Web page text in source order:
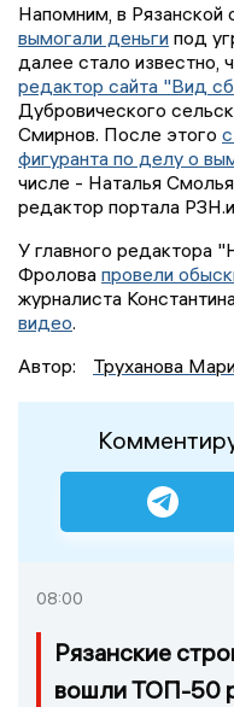
Напомним, в Рязанской
вымогали деньги под
далее стало известно,
редактор сайта "Вид
Дубровического
Смирнов. После этого
фигуранта по делу о
числе - Наталья
редактор портала
У главного редактора
Фролова провели
журналиста
видео.
Автор:
Труханова
08:00
Рязанские
вошли ТОП-50